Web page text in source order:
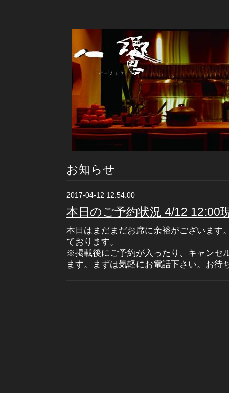
お知らせ
2017-04-12 12:54:00
本日のご予約状況 4/12 12:00
本日はまだまだお席に余裕がございます
ております。
※掲載後にご予約が入ったり、キャンセ
ます。まずは気軽にお電話下さい。お待